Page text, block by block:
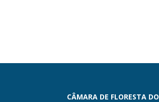
CÂMARA DE FLORESTA